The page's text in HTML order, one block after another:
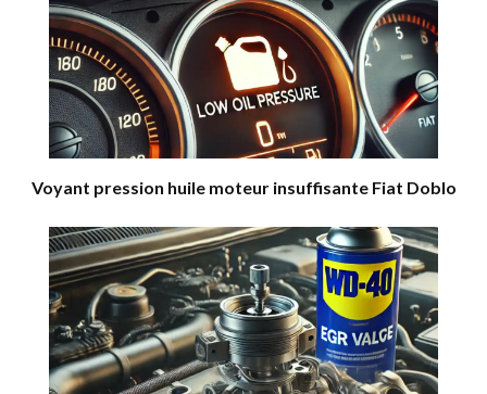
Voyant pression huile moteur insuffisante Fiat Doblo